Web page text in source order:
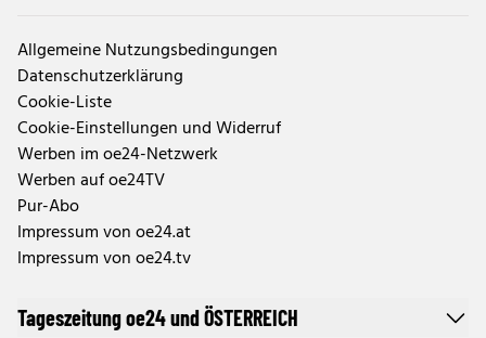
Allgemeine Nutzungsbedingungen
Datenschutzerklärung
Cookie-Liste
Cookie-Einstellungen und Widerruf
Werben im oe24-Netzwerk
Werben auf oe24TV
Pur-Abo
Impressum von oe24.at
Impressum von oe24.tv
Tageszeitung oe24 und ÖSTERREICH